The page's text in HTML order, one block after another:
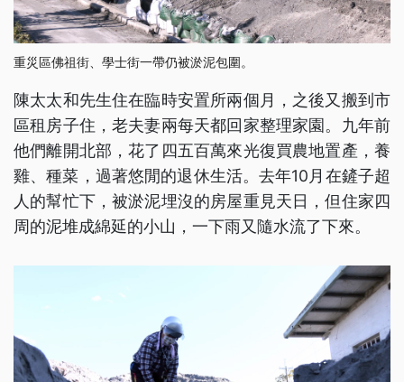
重災區佛祖街、學士街一帶仍被淤泥包圍。
陳太太和先生住在臨時安置所兩個月，之後又搬到市
區租房子住，老夫妻兩每天都回家整理家園。九年前
他們離開北部，花了四五百萬來光復買農地置產，養
雞、種菜，過著悠閒的退休生活。去年10月在鏟子超
人的幫忙下，被淤泥埋沒的房屋重見天日，但住家四
周的泥堆成綿延的小山，一下雨又隨水流了下來。